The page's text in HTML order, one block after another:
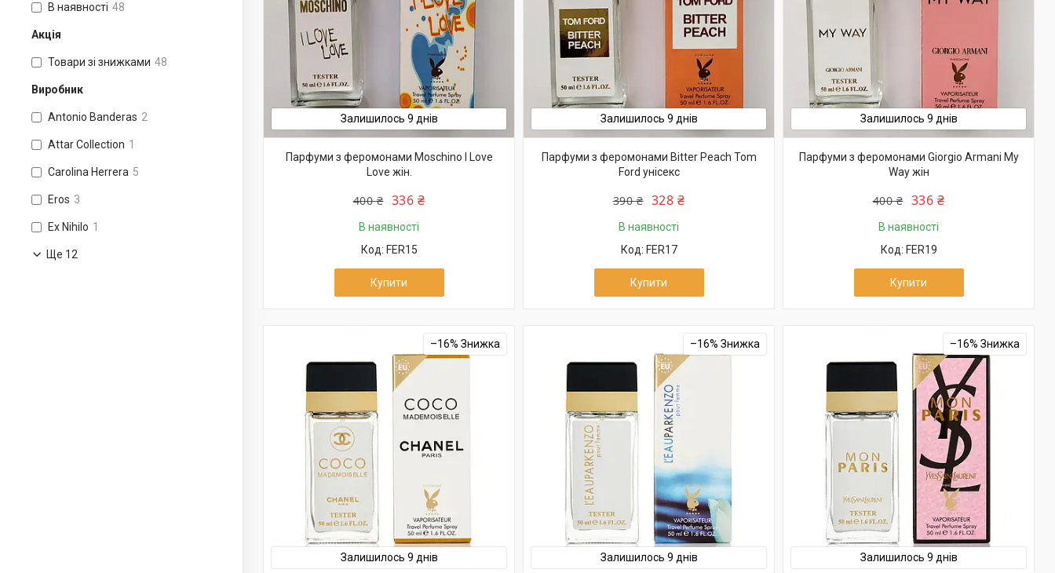
В наявності 48
Акція
Товари зі знижками 48
Виробник
Antonio Banderas 2
Attar Collection 1
Carolina Herrera 5
Eros 3
Ex Nihilo 1
Ще 12
Залишилось 9 днів
Парфуми з феромонами Moschino I Love
Love жін.
400 ₴ 336 ₴
В наявності
FER15
Купити
Залишилось 9 днів
Парфуми з феромонами Bitter Peach Tom
Ford унісекс
390 ₴ 328 ₴
В наявності
FER17
Купити
Залишилось 9 днів
Парфуми з феромонами Giorgio Armani My
Way жін
400 ₴ 336 ₴
В наявності
FER19
Купити
–16%
Залишилось 9 днів
–16%
Залишилось 9 днів
–16%
Залишилось 9 днів